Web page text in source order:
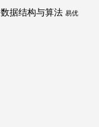
数据结构与算法 易优